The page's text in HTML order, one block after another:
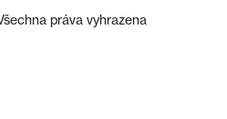
práva vyhrazena